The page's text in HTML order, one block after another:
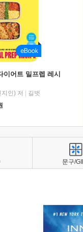
이어트 밀프렙 레시
인) 저
길벗
문구/